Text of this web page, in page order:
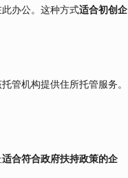
办公。这种方式适合初创企
管机构提供住所托管服务。
适合符合政府扶持政策的企